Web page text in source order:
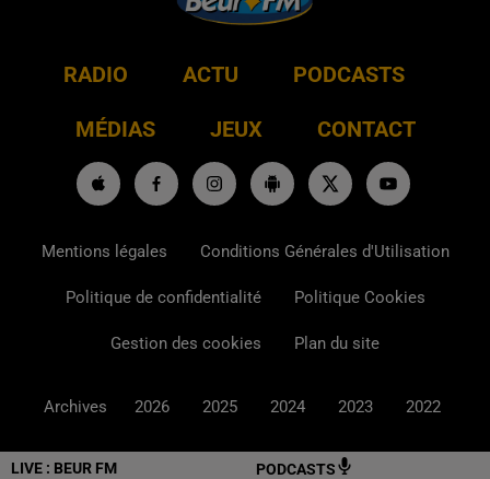
LIVE : BEUR FM PODCASTS
RADIO ACTU PODCASTS
MÉDIAS JEUX CONTACT
Mentions légales Conditions Générales d'Utilisation
Politique de confidentialité Politique Cookies
Gestion des cookies Plan du site
Archives 2026 2025 2024 2023 2022